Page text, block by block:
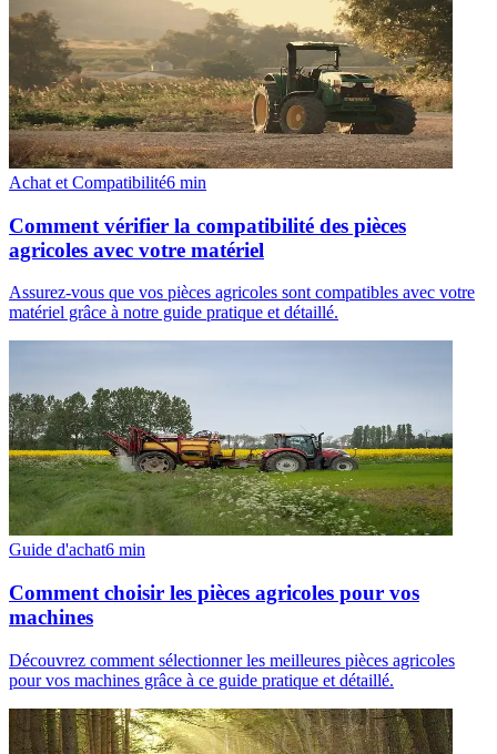
Achat et Compatibilité6 min
Comment vérifier la compatibilité des pièces
agricoles avec votre matériel
Assurez-vous que vos pièces agricoles sont compatibles avec votre
matériel grâce à notre guide pratique et détaillé.
Guide d'achat6 min
Comment choisir les pièces agricoles pour vos
machines
Découvrez comment sélectionner les meilleures pièces agricoles
pour vos machines grâce à ce guide pratique et détaillé.